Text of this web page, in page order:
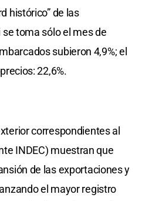
histórico” de las
toma sólo el mes de
subieron 4,9%; el
22,6%.
correspondientes al
INDEC) muestran que
de las exportaciones y
el mayor registro